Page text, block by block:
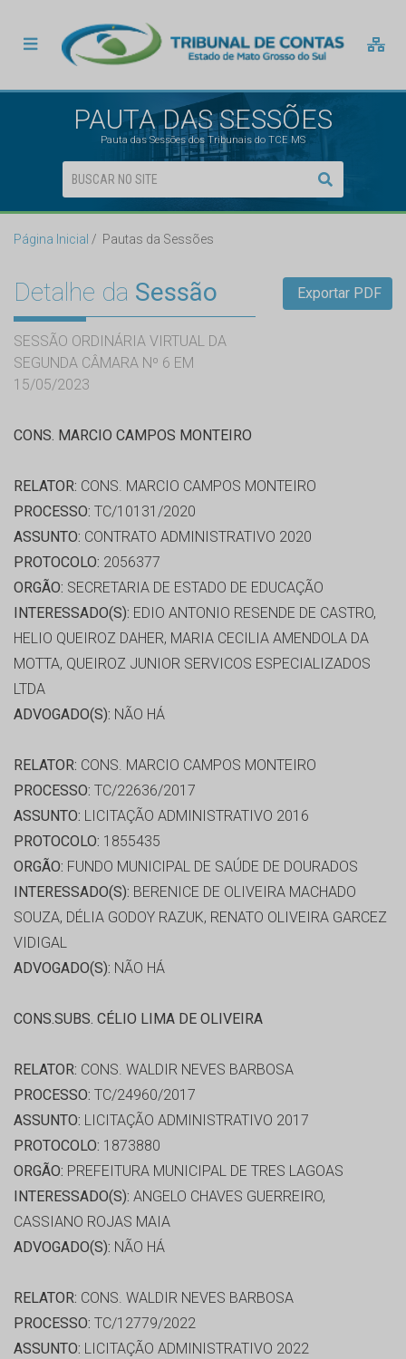
PAUTA DAS SESSÕES
Pauta das Sessões dos Tribunais do TCE MS
Página Inicial Pautas da Sessões
Detalhe da Sessão
SESSÃO ORDINÁRIA VIRTUAL DA
SEGUNDA CÂMARA Nº 6 EM
15/05/2023
Exportar PDF
CONS. MARCIO CAMPOS MONTEIRO
RELATOR: CONS. MARCIO CAMPOS MONTEIRO
PROCESSO: TC/10131/2020
ASSUNTO: CONTRATO ADMINISTRATIVO 2020
PROTOCOLO: 2056377
ORGÃO: SECRETARIA DE ESTADO DE EDUCAÇÃO
INTERESSADO(S): EDIO ANTONIO RESENDE DE CASTRO,
HELIO QUEIROZ DAHER, MARIA CECILIA AMENDOLA DA
MOTTA, QUEIROZ JUNIOR SERVICOS ESPECIALIZADOS
LTDA
ADVOGADO(S): NÃO HÁ
RELATOR: CONS. MARCIO CAMPOS MONTEIRO
PROCESSO: TC/22636/2017
ASSUNTO: LICITAÇÃO ADMINISTRATIVO 2016
PROTOCOLO: 1855435
ORGÃO: FUNDO MUNICIPAL DE SAÚDE DE DOURADOS
INTERESSADO(S): BERENICE DE OLIVEIRA MACHADO
SOUZA, DÉLIA GODOY RAZUK, RENATO OLIVEIRA GARCEZ
VIDIGAL
ADVOGADO(S): NÃO HÁ
CONS.SUBS. CÉLIO LIMA DE OLIVEIRA
RELATOR: CONS. WALDIR NEVES BARBOSA
PROCESSO: TC/24960/2017
ASSUNTO: LICITAÇÃO ADMINISTRATIVO 2017
PROTOCOLO: 1873880
ORGÃO: PREFEITURA MUNICIPAL DE TRES LAGOAS
INTERESSADO(S): ANGELO CHAVES GUERREIRO,
CASSIANO ROJAS MAIA
ADVOGADO(S): NÃO HÁ
RELATOR: CONS. WALDIR NEVES BARBOSA
PROCESSO: TC/12779/2022
ASSUNTO: LICITAÇÃO ADMINISTRATIVO 2022